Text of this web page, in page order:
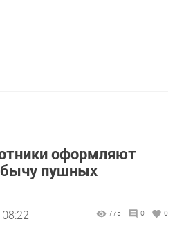
оформляют
пушных
775 0 0